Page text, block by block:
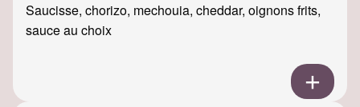
Saucisse, chorizo, mechouia, cheddar, oignons frits,
sauce au choix